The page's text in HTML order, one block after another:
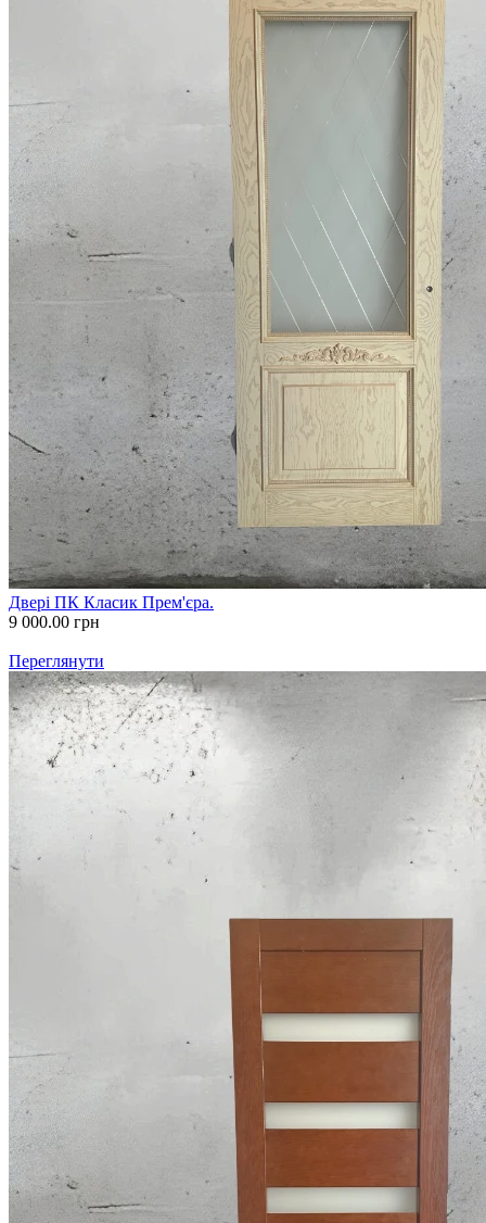
Двері ПК Класик Прем'єра.
9 000.00 грн
Переглянути